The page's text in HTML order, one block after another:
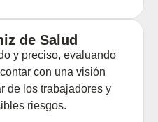
de Salud
y preciso, evaluando
con una visión
de los trabajadores y
riesgos.